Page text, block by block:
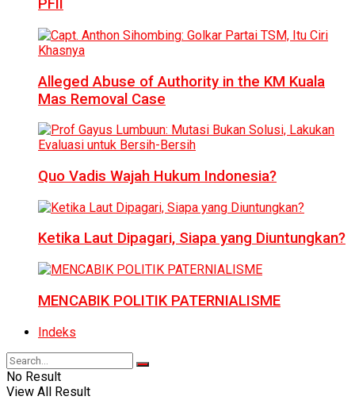
PFII
Alleged Abuse of Authority in the KM Kuala
Mas Removal Case
Quo Vadis Wajah Hukum Indonesia?
Ketika Laut Dipagari, Siapa yang Diuntungkan?
MENCABIK POLITIK PATERNIALISME
Indeks
No Result
View All Result